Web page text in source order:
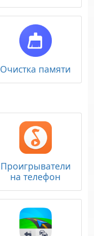
Очистка памяти
Проигрыватели
на телефон